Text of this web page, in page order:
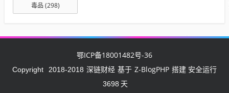
毒品 (298)
鄂ICP备18001482号-36
Copyright 2018-2018 深链财经 基于 Z-BlogPHP 搭建 安全运行
3698 天